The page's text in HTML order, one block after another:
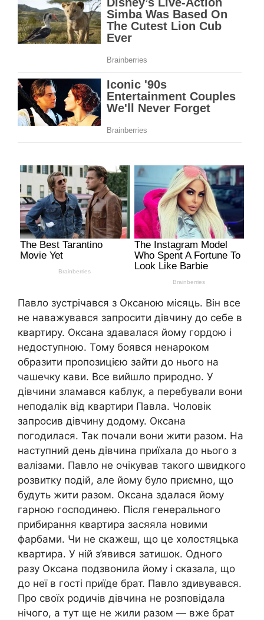
Павло зустрічався з Оксаною місяць. Він все
не наважувався запросити дівчину до себе в
квартиру. Оксана здавалася йому гордою і
недоступною. Тому боявся ненароком
образити пропозицією зайти до нього на
чашечку кави. Все вийшло природно. У
дівчини зламався каблук, а перебували вони
неподалік від квартири Павла. Чоловік
запросив дівчину додому. Оксана
погодилася. Так почали вони жити разом. На
наступний день дівчина приїхала до нього з
валізами. Павло не очікував такого швидкого
розвитку подій, але йому було приємно, що
будуть жити разом. Оксана здалася йому
гарною господинею. Після генерального
прибирання квартира засяяла новими
фарбами. Чи не скажеш, що це холостяцька
квартира. У ній з’явився затишок. Одного
разу Оксана подзвонила йому і сказала, що
до неї в гості приїде брат. Павло здивувався.
Про своїх родичів дівчина не розповідала
нічого, а тут ще не жили разом — вже брат